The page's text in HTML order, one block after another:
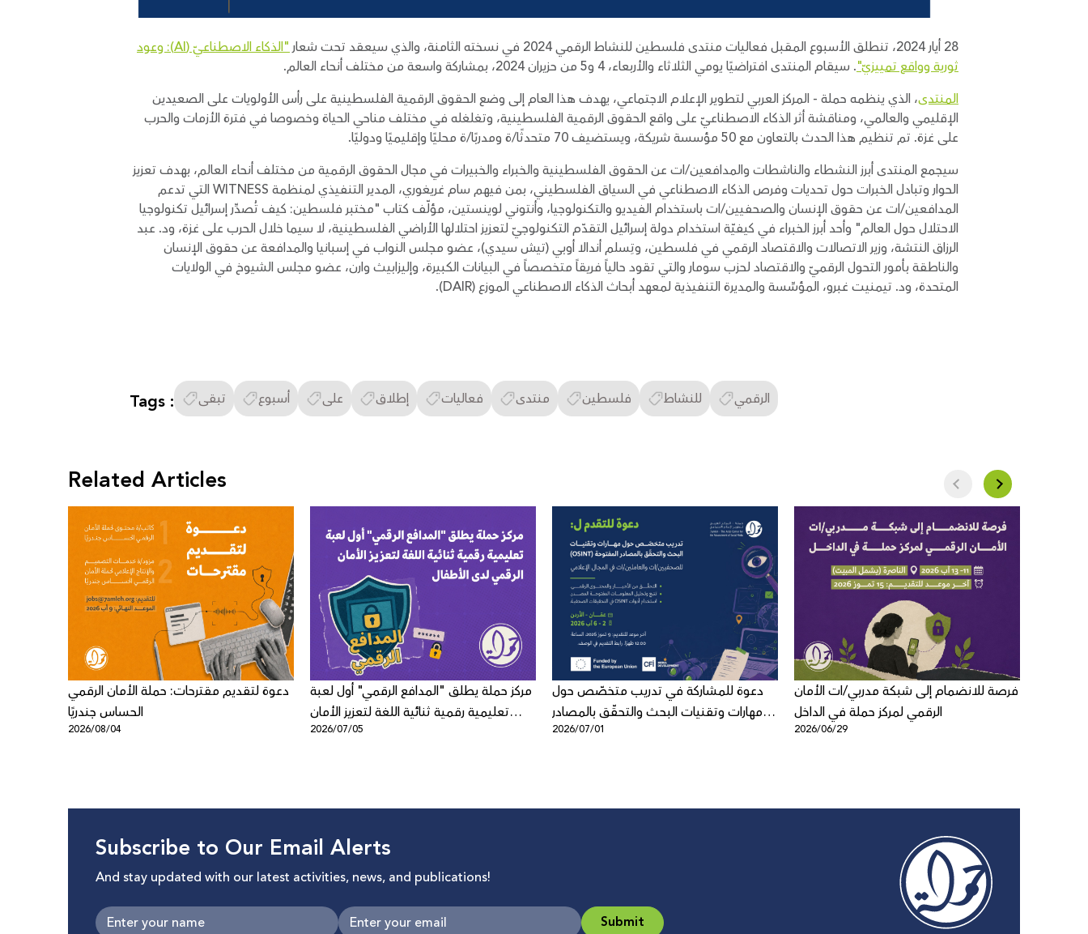
28 أيار 2024، تنطلق الأسبوع المقبل فعاليات منتدى فلسطين للنشاط الرقمي 2024 في نسخته الثامنة، والذي سيعقد تحت شعار
"الذكاء الاصطناعيّ (AI): وعود
ثورية وواقع تمييزيّ". سيقام المنتدى افتراضيًا يومي الثلاثاء والأربعاء، 4 و5 من حزيران 2024، بمشاركة واسعة من مختلف أنحاء العالم.
المنتدى، الذي ينظمه حملة - المركز العربي لتطوير الإعلام الاجتماعي، يهدف هذا العام إلى وضع الحقوق الرقمية الفلسطينية على رأس الأولويات على الصعيدين
الإقليمي والعالمي، ومناقشة أثر الذكاء الاصطناعيّ على واقع الحقوق الرقمية الفلسطينية، وتغلغله في مختلف مناحي الحياة وخصوصا في فترة الأزمات والحرب
على غزة. تم تنظيم هذا الحدث بالتعاون مع 50 مؤسسة شريكة، ويستضيف 70 متحدثًا/ة ومدربًا/ة محليًا وإقليميًا ودوليًا.
سيجمع المنتدى أبرز النشطاء والناشطات والمدافعين/ات عن الحقوق الفلسطينية والخبراء والخبيرات في مجال الحقوق الرقمية من مختلف أنحاء العالم، بهدف تعزيز
الحوار وتبادل الخبرات حول تحديات وفرص الذكاء الاصطناعي في السياق الفلسطيني، بمن فيهم سام غريغوري، المدير التنفيذي لمنظمة WITNESS التي تدعم
المدافعين/ات عن حقوق الإنسان والصحفيين/ات باستخدام الفيديو والتكنولوجيا، وأنتوني لوينستين، مؤلّف كتاب "مختبر فلسطين: كيف تُصدِّر إسرائيل تكنولوجيا
الاحتلال حول العالم" وأحد أبرز الخبراء في كيفيّة استخدام دولة إسرائيل التقدّم التكنولوجيّ لتعزيز احتلالها الأراضي الفلسطينية، لا سيما خلال الحرب على غزة، ود. عبد
الرزاق النتشة، وزير الاتصالات والاقتصاد الرقمي في فلسطين، وتِسلم أندالا أوبي (تيش سيدي)، عضو مجلس النواب في إسبانيا والمدافعة عن حقوق الإنسان
والناطقة بأمور التحول الرقميّ والاقتصاد لحزب سومار والتي تقود حالياً فريقاً متخصصاً في البيانات الكبيرة، وإليزابيث وارن، عضو مجلس الشيوخ في الولايات
المتحدة، ود. تيمنيت غبرو، المؤسِّسة والمديرة التنفيذية لمعهد أبحاث الذكاء الاصطناعي الموزع (DAIR).
Tags : تبقى أسبوع على إطلاق فعاليات منتدى فلسطين للنشاط الرقمي
Related Articles
دعوة لتقديم مقترحات: حملة الأمان الرقمي
الحساس جندريًا
2026/08/04
مركز حملة يطلق "المدافع الرقمي" أول لعبة
تعليمية رقمية ثنائية اللغة لتعزيز الأمان
الرقمي لدى الأطفال
2026/07/05
دعوة للمشاركة في تدريب متخصّص حول
مهارات وتقنيات البحث والتحقّق بالمصادر
المفتوحة
2026/07/01
فرصة للانضمام إلى شبكة مدربي/ات الأمان
الرقمي لمركز حملة في الداخل
2026/06/29
Subscribe to Our Email Alerts
And stay updated with our latest activities, news, and publications!
Submit